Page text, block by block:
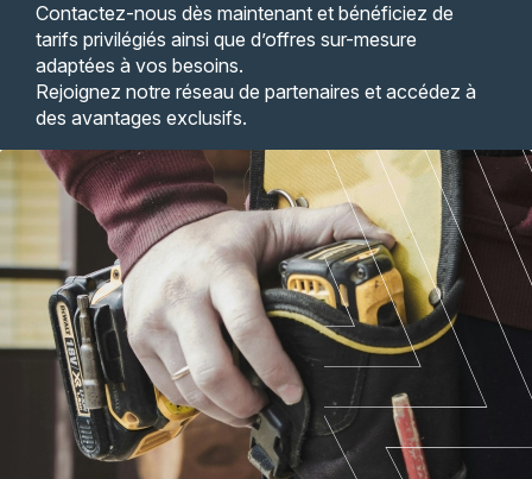
Contactez-nous dès maintenant et bénéficiez de
tarifs privilégiés ainsi que d’offres sur-mesure
adaptées à vos besoins.
Rejoignez notre réseau de partenaires et accédez à
des avantages exclusifs.